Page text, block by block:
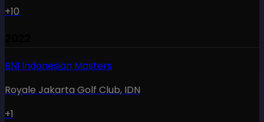
+10
BNI Indonesian Masters
Royale Jakarta Golf Club, IDN
+1